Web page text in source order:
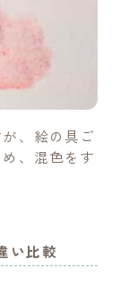
、絵の具ご
、混色をす
い比較